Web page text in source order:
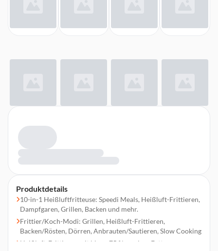
Produktdetails
10-in-1 Heißluftfritteuse: Speedi Meals, Heißluft-Frittieren,
Dampfgaren, Grillen, Backen und mehr.
Frittier/Koch-Modi: Grillen, Heißluft-Frittieren,
Backen/Rösten, Dörren, Anbrauten/Sautieren, Slow Cooking
Heißluft-Frittieren mit bis zu 75 % weniger Fett